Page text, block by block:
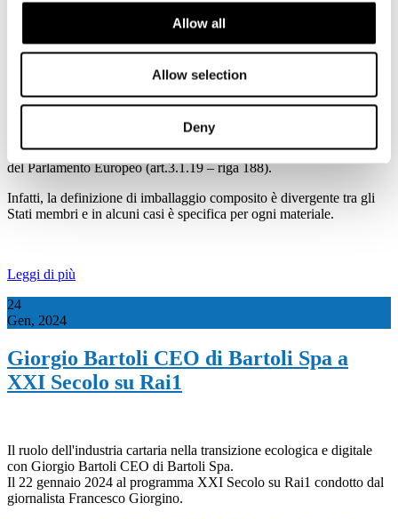
Allow all
Allow selection
Deny
Bruxelles, 24 gennaio 2024 - Alla luce dei triloghi in corso sul
regolamento sugli imballaggi (PPWR) e sui rifiuti di imballaggio,
imballaggi a base carta, dalla produzione e trasformazione, al
riempimento, nonché agli utilizzatori di imballaggi e riciclatori a
base carta auspicano che la soglia del 10% sia confermata nella
definizione di imballaggio composito in linea con l’emendamento
del Parlamento Europeo (art.3.1.19 – riga 188).
Infatti, la definizione di imballaggio composito è divergente tra gli
Stati membri e in alcuni casi è specifica per ogni materiale.
Leggi di più
24
Gen, 2024
Giorgio Bartoli CEO di Bartoli Spa a
XXI Secolo su Rai1
Il ruolo dell'industria cartaria nella transizione ecologica e digitale
con Giorgio Bartoli CEO di Bartoli Spa.
Il 22 gennaio 2024 al programma XXI Secolo su Rai1 condotto dal
giornalista Francesco Giorgino.